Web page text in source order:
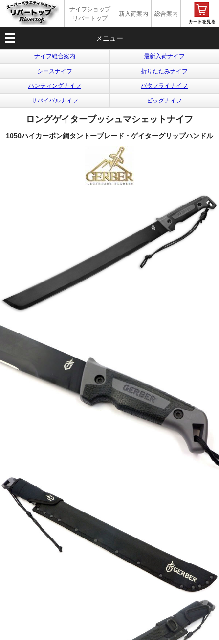
ナイフショップ
リバートップ
新入荷案内 総合案内
メニュー
ナイフ総合案内 最新入荷ナイフ
シースナイフ 折りたたみナイフ
ハンティングナイフ バタフライナイフ
サバイバルナイフ ビッグナイフ
ロングゲイターブッシュマシェットナイフ
1050ハイカーボン鋼タントーブレード・ゲイターグリップハンドル